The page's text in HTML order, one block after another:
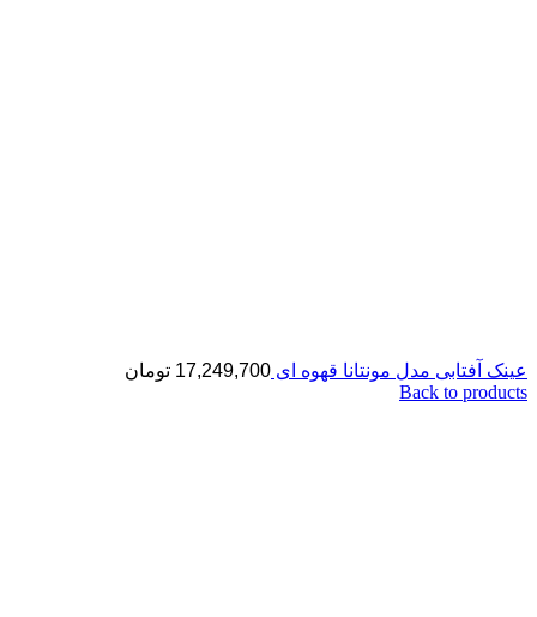
عینک آفتابی مدل مونتانا قهوه ای 17,249,700 تومان
Back to products